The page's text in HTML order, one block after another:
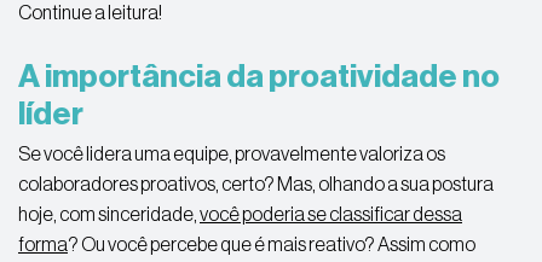
Continue a leitura!
A importância da proatividade no
líder
Se você lidera uma equipe, provavelmente valoriza os
colaboradores proativos, certo? Mas, olhando a sua postura
hoje, com sinceridade, você poderia se classificar dessa
forma? Ou você percebe que é mais reativo? Assim como